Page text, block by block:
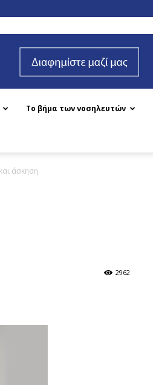
Το βήμα των νοσηλευτών
άσκηση
2962